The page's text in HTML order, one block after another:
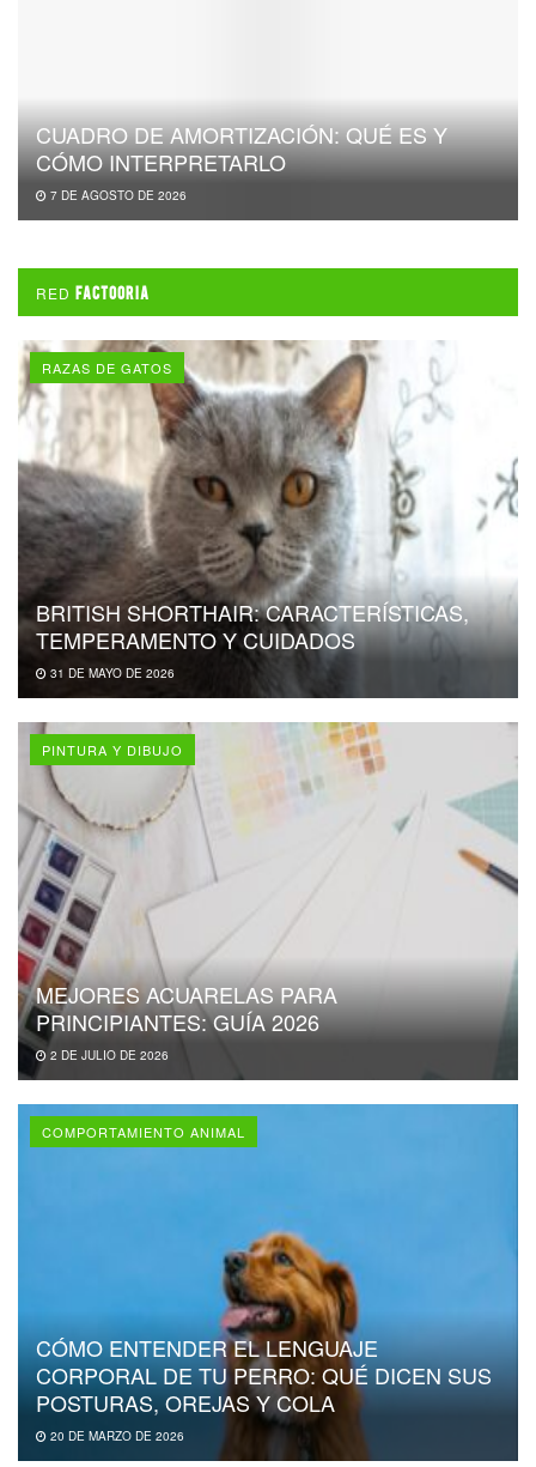
CUADRO DE AMORTIZACIÓN: QUÉ ES Y
CÓMO INTERPRETARLO
7 DE AGOSTO DE 2026
RED FACTOORIA
RAZAS DE GATOS
BRITISH SHORTHAIR: CARACTERÍSTICAS,
TEMPERAMENTO Y CUIDADOS
31 DE MAYO DE 2026
PINTURA Y DIBUJO
MEJORES ACUARELAS PARA
PRINCIPIANTES: GUÍA 2026
2 DE JULIO DE 2026
COMPORTAMIENTO ANIMAL
CÓMO ENTENDER EL LENGUAJE
CORPORAL DE TU PERRO: QUÉ DICEN SUS
POSTURAS, OREJAS Y COLA
20 DE MARZO DE 2026